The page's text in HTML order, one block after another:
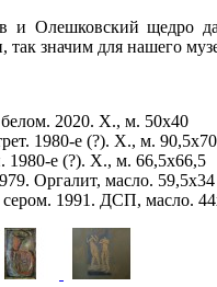
Олешковский щедро
так значим для нашего
2020. Х., м. 50х40
1980-е (?). Х., м.
е (?). Х., м. 66,5х66,5
Оргалит, масло. 59,5х34
1991. ДСП, масло.